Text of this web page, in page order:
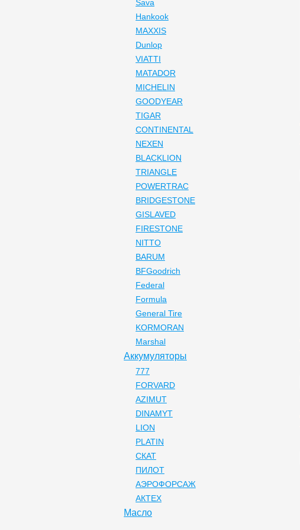
Sava
Hankook
MAXXIS
Dunlop
VIATTI
MATADOR
MICHELIN
GOODYEAR
TIGAR
CONTINENTAL
NEXEN
BLACKLION
TRIANGLE
POWERTRAC
BRIDGESTONE
GISLAVED
FIRESTONE
NITTO
BARUM
BFGoodrich
Federal
Formula
General Tire
KORMORAN
Marshal
Аккумуляторы
777
FORVARD
AZIMUT
DINAMYT
LION
PLATIN
СКАТ
ПИЛОТ
АЭРОФОРСАЖ
АКТЕХ
Масло